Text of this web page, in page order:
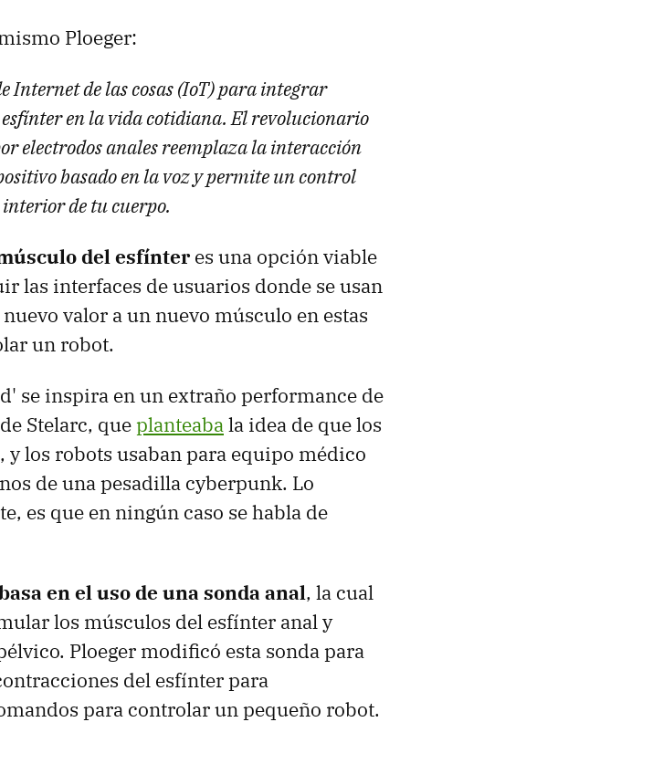
Ploeger:
Internet de las cosas (IoT) para integrar
en la vida cotidiana. El revolucionario
electrodos anales reemplaza la interacción
basado en la voz y permite un control
de tu cuerpo.
del esfínter es una opción viable
las interfaces de usuarios donde se usan
valor a un nuevo músculo en estas
un robot.
se inspira en un extraño performance de
Stelarc, queplanteabala idea de que los
y los robots usaban para equipo médico
de una pesadilla cyberpunk. Lo
es que en ningún caso se habla de
en el uso de una sonda anal, la cual
los músculos del esfínter anal y
Ploeger modificó esta sonda para
del esfínter para
para controlar un pequeño robot.